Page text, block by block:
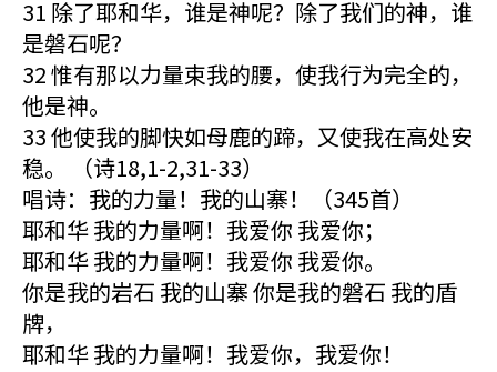
31 除了耶和华，谁是神呢？除了我们的神，谁
是磐石呢？
32 惟有那以力量束我的腰，使我行为完全的，
他是神。
33 他使我的脚快如母鹿的蹄，又使我在高处安
稳。 （诗18,1-2,31-33）
唱诗：我的力量！我的山寨！（345首）
耶和华 我的力量啊！我爱你 我爱你；
耶和华 我的力量啊！我爱你 我爱你。
你是我的岩石 我的山寨 你是我的磐石 我的盾
牌，
耶和华 我的力量啊！我爱你，我爱你！